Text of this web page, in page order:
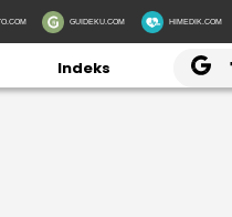
GUIDEKU.COM HIMEDIK.COM
Indeks